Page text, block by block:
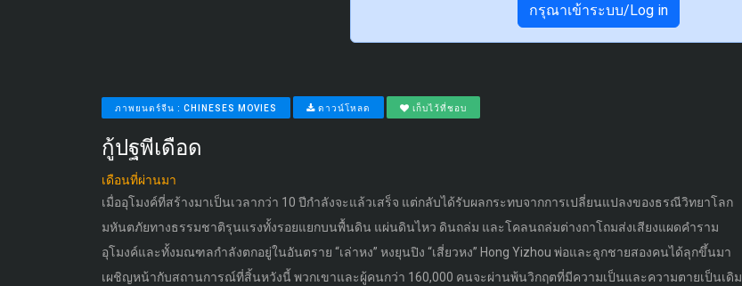
กรุณาเข้าระบบ/Log in
ภาพยนตร์จีน : CHINESES MOVIES ดาวน์โหลด เก็บไว้ที่ชอบ
กู้ปฐพีเดือด
เดือนที่ผ่านมา
เมื่ออุโมงค์ที่สร้างมาเป็นเวลากว่า 10 ปีกำลังจะแล้วเสร็จ แต่กลับได้รับผลกระทบจากการเปลี่ยนแปลงของธรณีวิทยาโลก
มหันตภัยทางธรรมชาติรุนแรงทั้งรอยแยกบนพื้นดิน แผ่นดินไหว ดินถล่ม และโคลนถล่มต่างถาโถมส่งเสียงแผดคำราม
อุโมงค์และทั้งมณฑลกำลังตกอยู่ในอันตราย “เล่าหง” หงยุนปิง “เสี่ยวหง” Hong Yizhou พ่อและลูกชายสองคนได้ลุกขึ้นมา
เผชิญหน้ากับสถานการณ์ที่สิ้นหวังนี้ พวกเขาและผู้คนกว่า 160,000 คนจะผ่านพ้นวิกฤตที่มีความเป็นและความตายเป็นเดิม